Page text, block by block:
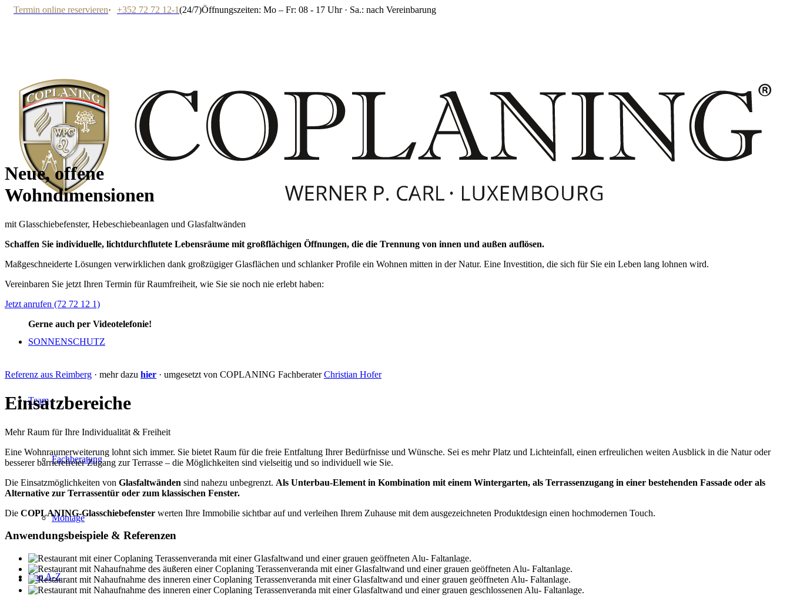
Termin online reservieren· +352 72 72 12-1(24/7)Öffnungszeiten: Mo – Fr: 08 - 17 Uhr · Sa.: nach Vereinbarung
SONNENSCHUTZ
Team
Fachberatung
Montage
Von A-Z
Neue, offene
Wohndimensionen
mit Glasschiebefenster, Hebeschiebeanlagen und Glasfaltwänden
Schaffen Sie individuelle, lichtdurchflutete Lebensräume mit großflächigen Öffnungen, die die Trennung von innen und außen auflösen.
Maßgeschneiderte Lösungen verwirklichen dank großzügiger Glasflächen und schlanker Profile ein Wohnen mitten in der Natur. Eine Investition, die sich für Sie ein Leben lang lohnen wird.
Vereinbaren Sie jetzt Ihren Termin für Raumfreiheit, wie Sie sie noch nie erlebt haben:
Jetzt anrufen (72 72 12 1)
Gerne auch per Videotelefonie!
Referenz aus Reimberg · mehr dazu hier · umgesetzt von COPLANING FachberaterChristian Hofer
Einsatzbereiche
Mehr Raum für Ihre Individualität & Freiheit
Eine Wohnraumerweiterung lohnt sich immer. Sie bietet Raum für die freie Entfaltung Ihrer Bedürfnisse und Wünsche. Sei es mehr Platz und Lichteinfall, einen erfreulichen weiten Ausblick in die Natur oder
besserer barrierefreier Zugang zur Terrasse – die Möglichkeiten sind vielseitig und so individuell wie Sie.
Die Einsatzmöglichkeiten von Glasfaltwänden sind nahezu unbegrenzt. Als Unterbau-Element in Kombination mit einem Wintergarten, als Terrassenzugang in einer bestehenden Fassade oder als
Alternative zur Terrassentür oder zum klassischen Fenster.
Die COPLANING-Glasschiebefenster werten Ihre Immobilie sichtbar auf und verleihen Ihrem Zuhause mit dem ausgezeichneten Produktdesign einen hochmodernen Touch.
Anwendungsbeispiele & Referenzen